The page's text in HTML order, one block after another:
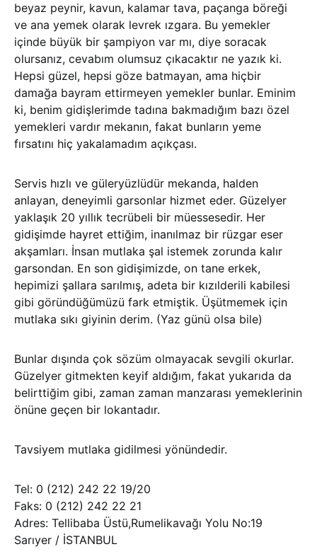
beyaz peynir, kavun, kalamar tava, paçanga böreği
ve ana yemek olarak levrek ızgara. Bu yemekler
içinde büyük bir şampiyon var mı, diye soracak
olursanız, cevabım olumsuz çıkacaktır ne yazık ki.
Hepsi güzel, hepsi göze batmayan, ama hiçbir
damağa bayram ettirmeyen yemekler bunlar. Eminim
ki, benim gidişlerimde tadına bakmadığım bazı özel
yemekleri vardır mekanın, fakat bunların yeme
fırsatını hiç yakalamadım açıkçası.
Servis hızlı ve güleryüzlüdür mekanda, halden
anlayan, deneyimli garsonlar hizmet eder. Güzelyer
yaklaşık 20 yıllık tecrübeli bir müessesedir. Her
gidişimde hayret ettiğim, inanılmaz bir rüzgar eser
akşamları. İnsan mutlaka şal istemek zorunda kalır
garsondan. En son gidişimizde, on tane erkek,
hepimizi şallara sarılmış, adeta bir kızılderili kabilesi
gibi göründüğümüzü fark etmiştik. Üşütmemek için
mutlaka sıkı giyinin derim. (Yaz günü olsa bile)
Bunlar dışında çok sözüm olmayacak sevgili okurlar.
Güzelyer gitmekten keyif aldığım, fakat yukarıda da
belirttiğim gibi, zaman zaman manzarası yemeklerinin
önüne geçen bir lokantadır.
Tavsiyem mutlaka gidilmesi yönündedir.
Tel: 0 (212) 242 22 19/20
Faks: 0 (212) 242 22 21
Adres: Tellibaba Üstü,Rumelikavağı Yolu No:19
Sarıyer / İSTANBUL